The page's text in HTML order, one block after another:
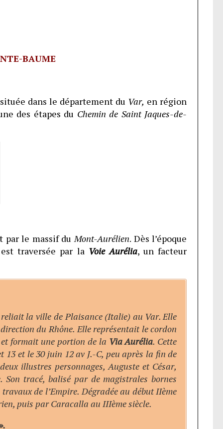
BAUME
dans le département du Var, en région
des étapes du Chemin de Saint Jaques-de-
par le massif duMont-Aurélien. Dès l’époque
traversée par la Voie Aurélia, un facteur
la ville de Plaisance (Italie) au Var. Elle
du Rhône. Elle représentait le cordon
formait une portion de la Via Aurélia. Cette
et le 30 juin 12 av J.-C, peu après la fin de
illustres personnages, Auguste et César,
tracé, balisé par de magistrales bornes
de l’Empire. Dégradée au début IIème
puis par Caracalla au IIIème siècle.